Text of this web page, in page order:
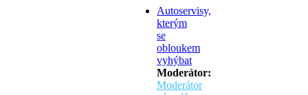
Autoservisy,
kterým
se
obloukem
vyhýbat
Moderátor:
Moderátor